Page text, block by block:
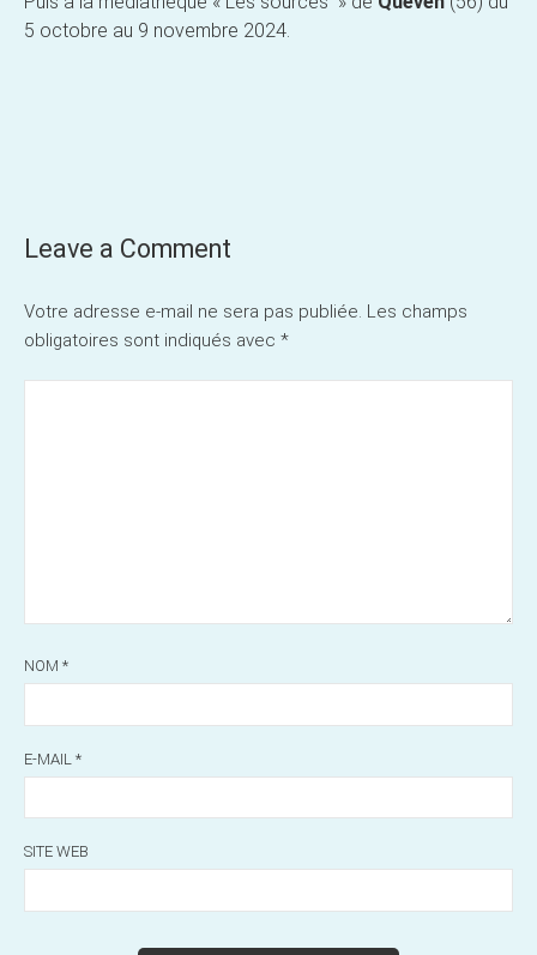
5 octobre au 9 novembre 2024.
Leave a Comment
Votre adresse e-mail ne sera pas publiée. Les champs
obligatoires sont indiqués avec *
NOM *
E-MAIL *
SITE WEB